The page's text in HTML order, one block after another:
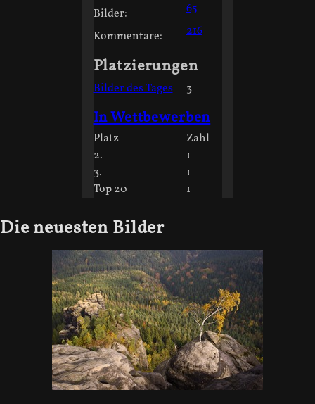
Bilder:
65
Kommentare:
216
Platzierungen
Bilder des Tages 3
In Wettbewerben
Platz
Zahl
2.
1
3.
1
Top 20
1
Die neuesten Bilder